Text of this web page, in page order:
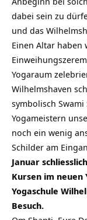
dabei sein zu
und das
Einen Altar
Yogaraum
Wilhelmshaven
symbolisch
Yogameistern
noch ein wenig
Schilder am
Januar
Kursen im neuen
Yogaschule
Besuch.